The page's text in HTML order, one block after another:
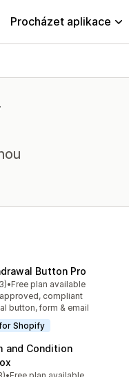
Procházet aplikace
Button Pro
recenzí: 293
•Free plan available
compliant
button, form & email
Shopify
and Condition